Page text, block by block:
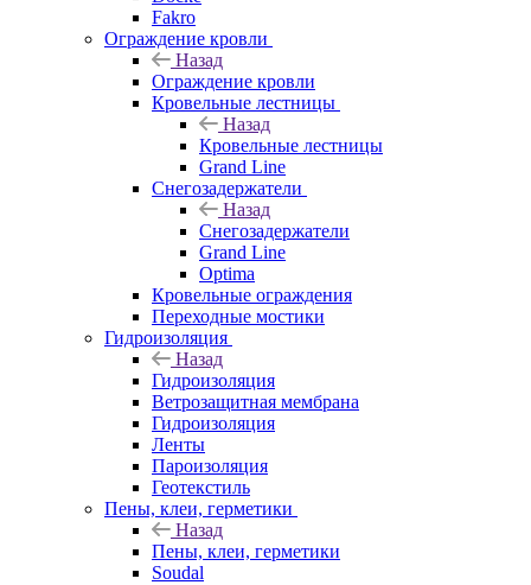
Fakro
Ограждение кровли
Назад
Ограждение кровли
Кровельные лестницы
Назад
Кровельные лестницы
Grand Line
Снегозадержатели
Назад
Снегозадержатели
Grand Line
Optima
Кровельные ограждения
Переходные мостики
Гидроизоляция
Назад
Гидроизоляция
Ветрозащитная мембрана
Гидроизоляция
Ленты
Пароизоляция
Геотекстиль
Пены, клеи, герметики
Назад
Пены, клеи, герметики
Soudal